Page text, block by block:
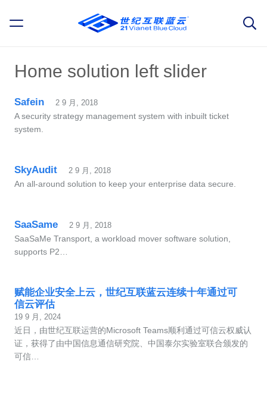
Home solution left slider
Safein 2 9 月, 2018
A security strategy management system with inbuilt ticket
system.
SkyAudit 2 9 月, 2018
An all-around solution to keep your enterprise data secure.
SaaSame 2 9 月, 2018
SaaSaMe Transport, a workload mover software solution,
supports P2…
赋能企业安全上云，世纪互联蓝云连续十年通过可
信云评估
19 9 月, 2024
近日，由世纪互联运营的Microsoft Teams顺利通过可信云权威认
证，获得了由中国信息通信研究院、中国泰尔实验室联合颁发的
可信…